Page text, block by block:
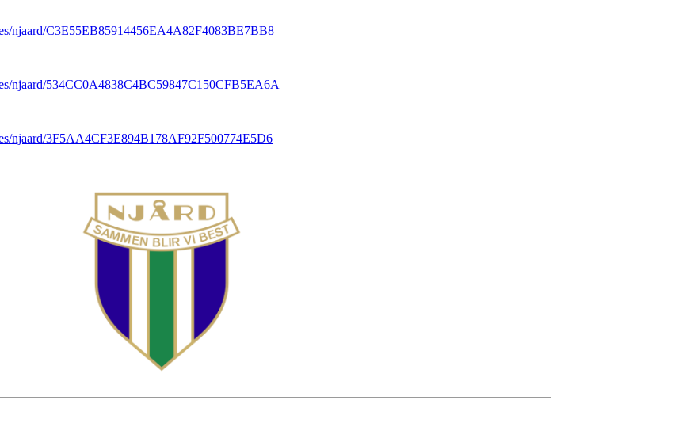
njaard/C3E55EB85914456EA4A82F4083BE7BB8
njaard/534CC0A4838C4BC59847C150CFB5EA6A
njaard/3F5AA4CF3E894B178AF92F500774E5D6